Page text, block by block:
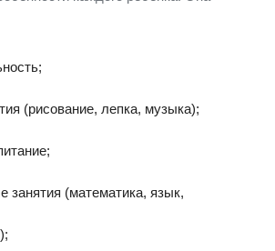
(рисование, лепка, музыка);
занятия (математика, язык,